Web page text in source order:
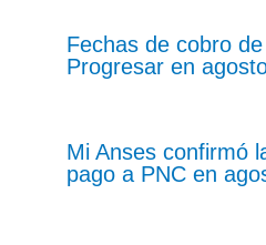
Fechas de cobro
Progresar en
Mi Anses confirmó
pago a PNC en